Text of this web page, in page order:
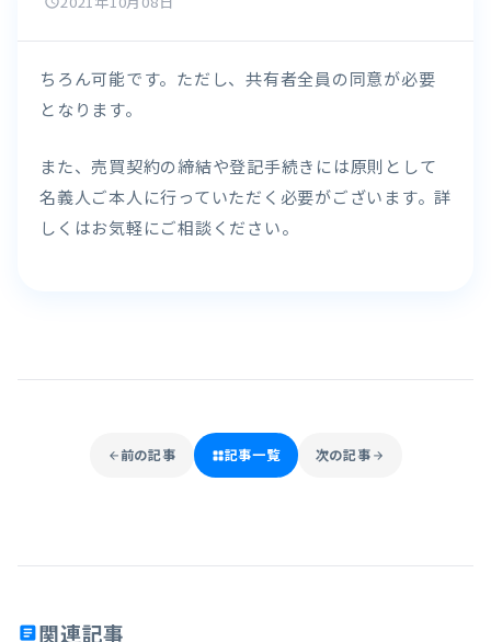
ちろん可能です。ただし、共有者全員の同意が必要
となります。
また、売買契約の締結や登記手続きには原則として
名義人ご本人に行っていただく必要がございます。詳
しくはお気軽にご相談ください。
arrow_back 前の記事 grid_view記事一覧 次の記事 arrow_forward
article関連記事